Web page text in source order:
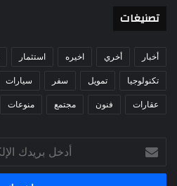
تصنيغات
أخبار أخري اخيره استثمار
تكنولوجيا تمويل سفر سيارات
عقارات فنون مجتمع منوعات
بريدك
الإلكتروني